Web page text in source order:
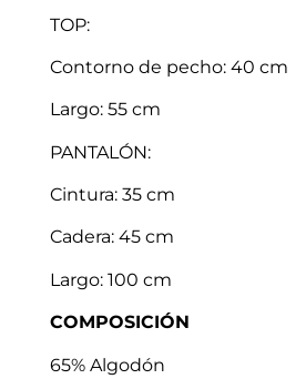
TOP:
Contorno de pecho: 40 cm
Largo: 55 cm
PANTALÓN:
Cintura: 35 cm
Cadera: 45 cm
Largo: 100 cm
COMPOSICIÓN
65% Algodón